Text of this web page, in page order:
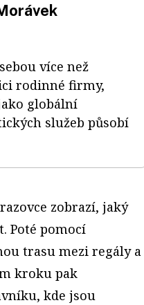
více než
rodinné firmy,
globální
služeb působí
zobrazí, jaký
Poté pomocí
trasu mezi regály a
kroku pak
kde jsou